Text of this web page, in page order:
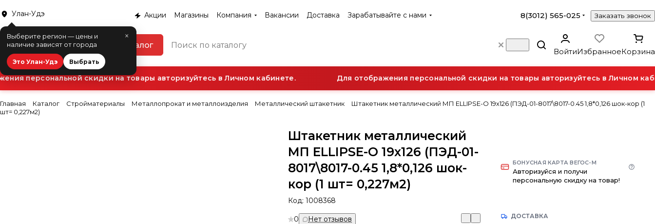
Улан-Удэ
×
Выберите регион — цены и
наличие зависят от города
Это Улан-Удэ Выбрать
Акции Магазины Компания Вакансии Доставка Зарабатывайте с нами 8(3012) 565-025 Заказать звонок
Каталог
ВойтиИзбранноеКорзина
персональной скидки на товары авторизуйтесь в Личном кабинете. Для отображения персональной скидки на товары авторизуйтесь в Личном
Главная Каталог Стройматериалы Металлопрокат и металлоизделия Металлический штакетник
Штакетник металлический МП ELLIPSE-О 19х126 (ПЭД-01-8017\8017-0.45 1,8*0,126 шок-кор (1
шт= 0,227м2)
Штакетник металлический
МП ELLIPSE-О 19х126 (ПЭД-01-
8017\8017-0.45 1,8*0,126 шок-
кор (1 шт= 0,227м2)
Код:1008368
0 Нет отзывов
БОНУСНАЯ КАРТА ВЕГОС-М
Авторизуйся и получи
персональную скидку на товар!
ДОСТАВКА